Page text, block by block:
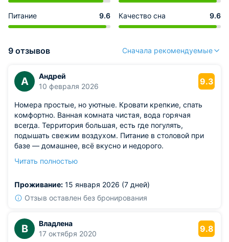
Питание 9.6 Качество сна 9.6
9 отзывов Сначала рекомендуемые
А
Андрей
10 февраля 2026
9.3
Номера простые, но уютные. Кровати крепкие, спать
комфортно. Ванная комната чистая, вода горячая
всегда. Территория большая, есть где погулять,
подышать свежим воздухом. Питание в столовой при
базе — домашнее, всё вкусно и недорого.
бы не критично, но вечером хотелось посмотреть
Читать полностью
Проживание: 15 января 2026 (7 дней)
Отзыв оставлен без бронирования
В
Владлена
17 октября 2020
9.8